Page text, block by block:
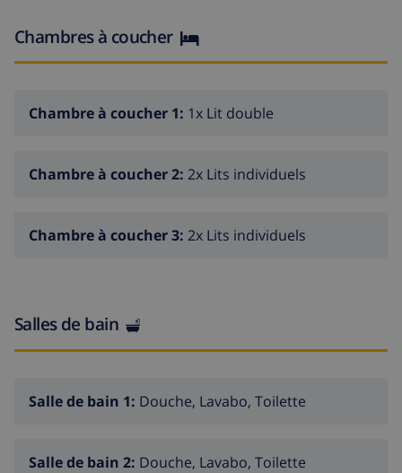
rectangulaire (01.01.-31.12.). Douche extérieure,
meubles de jardin, espace barbecue, place de parking
km. Terrain de golf (18 trous) 10 km, ecole de surf 12
les groupes de jeunes.
Chambres à coucher
Chambre à coucher 1: 1x Lit double
Chambre à coucher 2: 2x Lits individuels
Chambre à coucher 3: 2x Lits individuels
Salles de bain
Salle de bain 1: Douche, Lavabo, Toilette
Salle de bain 2: Douche, Lavabo, Toilette